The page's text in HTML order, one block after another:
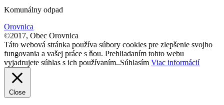
Komunálny odpad
Orovnica
©2017, Obec Orovnica
Táto webová stránka používa súbory cookies pre zlepšenie svojho
fungovania a vašej práce s ňou. Prehliadaním tohto webu
vyjadrujete súhlas s ich používaním..Súhlasím Viac informácií
Close